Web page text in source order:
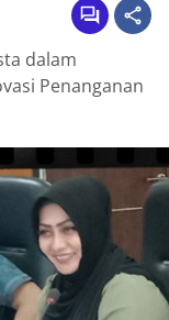
dalam
Penanganan